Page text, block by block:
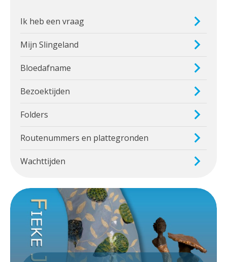
Ik heb een vraag
Mijn Slingeland
Bloedafname
Bezoektijden
Folders
Routenummers en plattegronden
Wachttijden